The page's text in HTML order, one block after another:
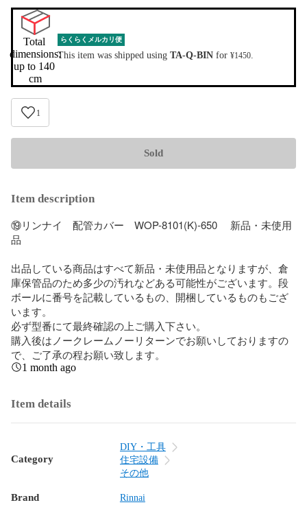
Total
dimensions:
up to 140
cm
らくらくメルカリ便
This item was shipped using TA-Q-BIN for ¥1450.
1
Sold
Item description
⑲リンナイ　配管カバー　WOP-8101(K)-650 　新品・未使用
品
出品している商品はすべて新品・未使用品となりますが、倉
庫保管品のため多少の汚れなどある可能性がございます。段
ボールに番号を記載しているもの、開梱しているものもござ
います。
必ず型番にて最終確認の上ご購入下さい。
購入後はノークレームノーリターンでお願いしておりますの
で、ご了承の程お願い致します。
1 month ago
Item details
Category
DIY・工具
住宅設備
その他
Brand Rinnai